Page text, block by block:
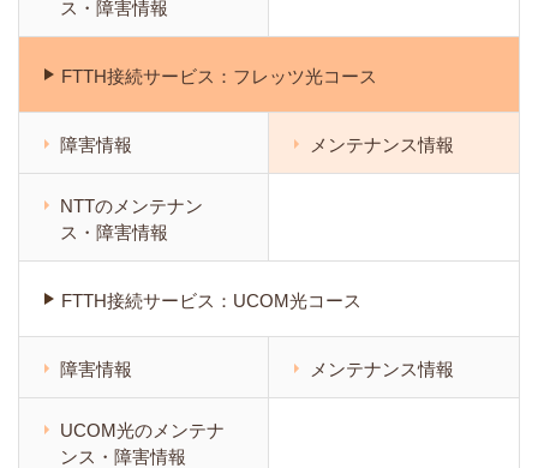
ス・障害情報
FTTH接続サービス：フレッツ光コース
障害情報 メンテナンス情報
NTTのメンテナン
ス・障害情報
FTTH接続サービス：UCOM光コース
障害情報 メンテナンス情報
UCOM光のメンテナ
ンス・障害情報